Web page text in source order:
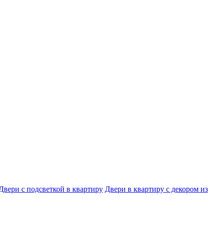
с подсветкой в квартиру Двери в квартиру с декором из